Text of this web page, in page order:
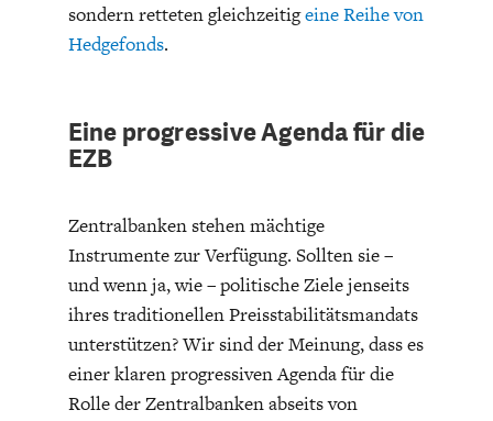
sondern retteten gleichzeitigeine Reihe von
Hedgefonds.
Eine progressive Agenda für die
EZB
Zentralbanken stehen mächtige
Instrumente zur Verfügung. Sollten sie –
und wenn ja, wie – politische Ziele jenseits
ihres traditionellen Preisstabilitätsmandats
unterstützen? Wir sind der Meinung, dass es
einer klaren progressiven Agenda für die
Rolle der Zentralbanken abseits von